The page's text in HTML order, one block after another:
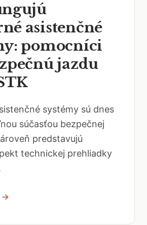
asistenčné
pomocníci
jazdu
systémy sú dnes
súčasťou bezpečnej
predstavujú
technickej prehliadky
→